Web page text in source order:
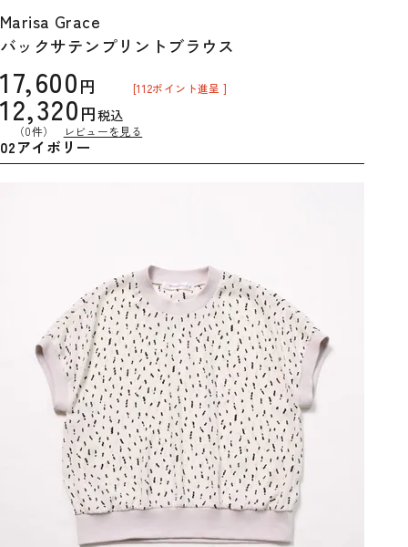
Marisa Grace
バックサテンプリントブラウス
17,600
12,320 税込
[112ポイント進呈 ]
（0件） レビューを見る
02アイボリー